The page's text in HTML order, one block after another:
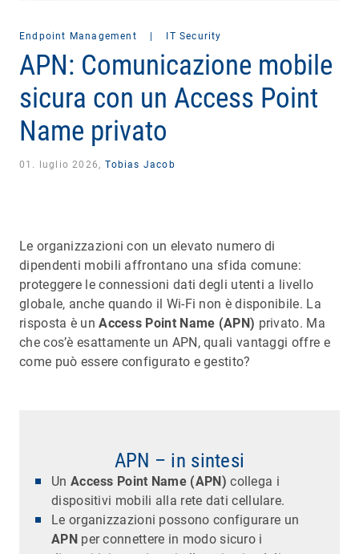
Endpoint Management | IT Security
APN: Comunicazione mobile
sicura con un Access Point
Name privato
01. luglio 2026, Tobias Jacob
Le organizzazioni con un elevato numero di
dipendenti mobili affrontano una sfida comune:
proteggere le connessioni dati degli utenti a livello
globale, anche quando il Wi-Fi non è disponibile. La
risposta è unAccess Point Name (APN) privato. Ma
che cos’è esattamente un APN, quali vantaggi offre e
come può essere configurato e gestito?
APN – in sintesi
Un Access Point Name (APN) collega i
dispositivi mobili alla rete dati cellulare.
Le organizzazioni possono configurare un
APNper connettere in modo sicuro i